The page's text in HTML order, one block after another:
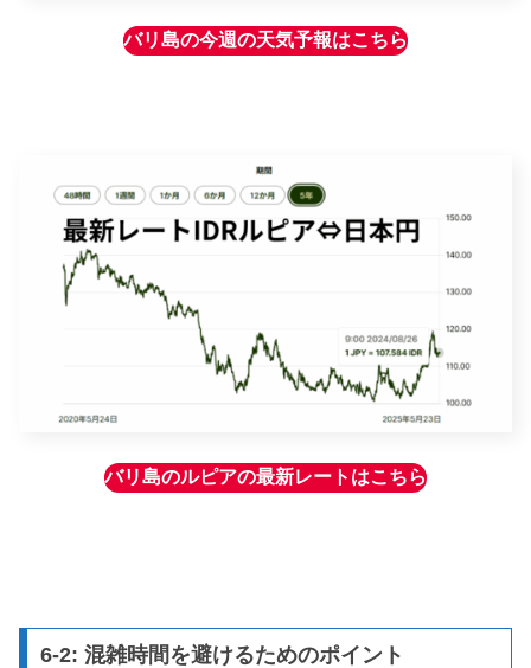
バリ島の今週の天気予報はこちら
バリ島のルピアの最新レートはこちら
6-2: 混雑時間を避けるためのポイント